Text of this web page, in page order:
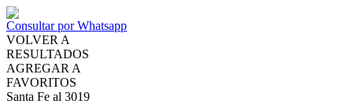
Consultar por Whatsapp
VOLVER A
RESULTADOS
AGREGAR A
FAVORITOS
Santa Fe al 3019